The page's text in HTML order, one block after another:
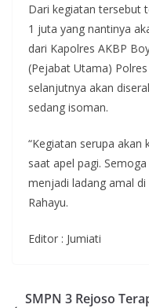
Dari kegiatan tersebut
1 juta yang nantinya
dari Kapolres AKBP
(Pejabat Utama)
selanjutnya akan
sedang isoman.
“Kegiatan serupa akan
saat apel pagi.
menjadi ladang amal
Rahayu.
Editor : Jumiati
SMPN 3 Rejoso